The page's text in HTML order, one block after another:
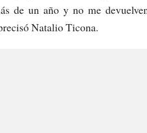
de un año y no me
Natalio Ticona.